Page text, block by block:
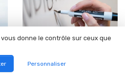
donne le contrôle sur ceux que
Personnaliser